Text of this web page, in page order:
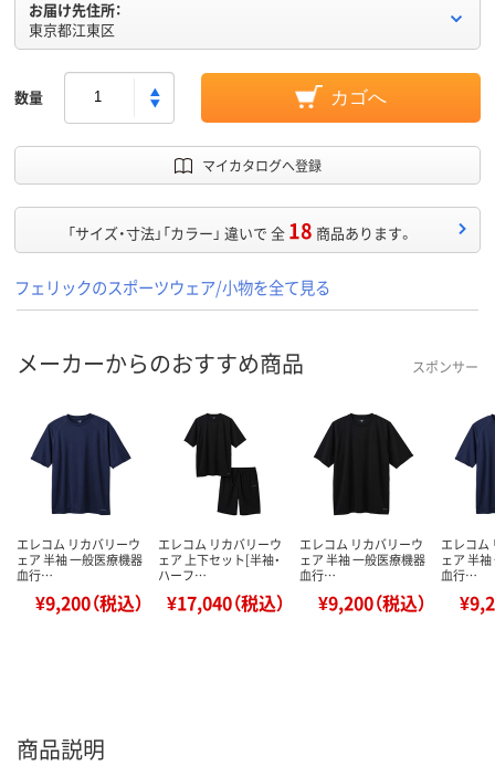
お届け先住所：
東京都江東区
数量 カゴへ
マイカタログへ登録
「サイズ・寸法」「カラー」 違いで 全 18 商品あります。
フェリックのスポーツウェア/小物を全て見る
メーカーからのおすすめ商品 スポンサー
エレコム リカバリーウ
ェア 半袖 一般医療機器
血行…
¥9,200（税込）
エレコム リカバリーウ
ェア 上下セット[半袖・
ハーフ…
¥17,040（税込）
エレコム リカバリーウ
ェア 半袖 一般医療機器
血行…
¥9,200（税込）
エレコム
ェア 半
血行…
商品説明